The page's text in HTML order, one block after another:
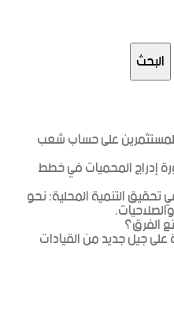
البحث
للمستثمرين على حساب شعب
إدراج المحميات في خطط
تحقيق التنمية المحلية: نحو
الفرق؟
على جيل جديد من القيادات